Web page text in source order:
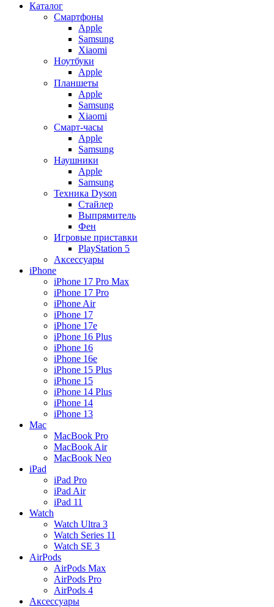
Каталог
Смартфоны
Apple
Samsung
Xiaomi
Ноутбуки
Apple
Планшеты
Apple
Samsung
Xiaomi
Смарт-часы
Apple
Samsung
Наушники
Apple
Samsung
Техника Dyson
Стайлер
Выпрямитель
Фен
Игровые приставки
PlayStation 5
Аксессуары
iPhone
iPhone 17 Pro Max
iPhone 17 Pro
iPhone Air
iPhone 17
iPhone 17e
iPhone 16 Plus
iPhone 16
iPhone 16e
iPhone 15 Plus
iPhone 15
iPhone 14 Plus
iPhone 14
iPhone 13
Mac
MacBook Pro
MacBook Air
MacBook Neo
iPad
iPad Pro
iPad Air
iPad 11
Watch
Watch Ultra 3
Watch Series 11
Watch SE 3
AirPods
AirPods Max
AirPods Pro
AirPods 4
Аксессуары